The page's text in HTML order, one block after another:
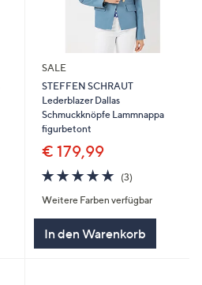
SALE
STEFFEN SCHRAUT
Lederblazer Dallas
Schmuckknöpfe Lammnappa
figurbetont
€ 179,99
5.0
von
5
(3)3
Weitere Farben verfügbar
In den Warenkorb